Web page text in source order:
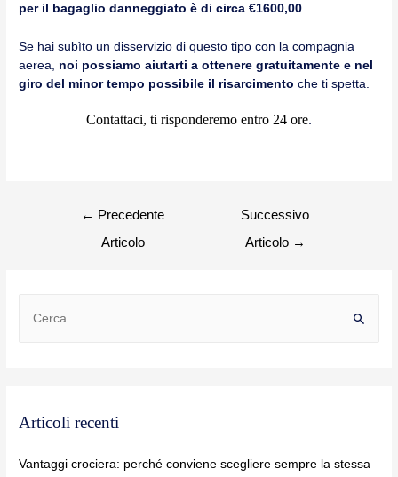
per il bagaglio danneggiato è di circa €1600,00
Se hai subìto un disservizio di questo tipo con la compagnia
aerea, noi possiamo aiutarti a ottenere gratuitamente e nel
giro del minor tempo possibile il risarcimentoche ti spetta.
Contattaci, ti risponderemo entro 24 ore.
← Precedente
Articolo
Successivo
Articolo →
Articoli recenti
Vantaggi crociera: perché conviene scegliere sempre la stessa